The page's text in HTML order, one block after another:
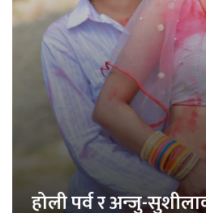
होली पर्व र अन्जु-